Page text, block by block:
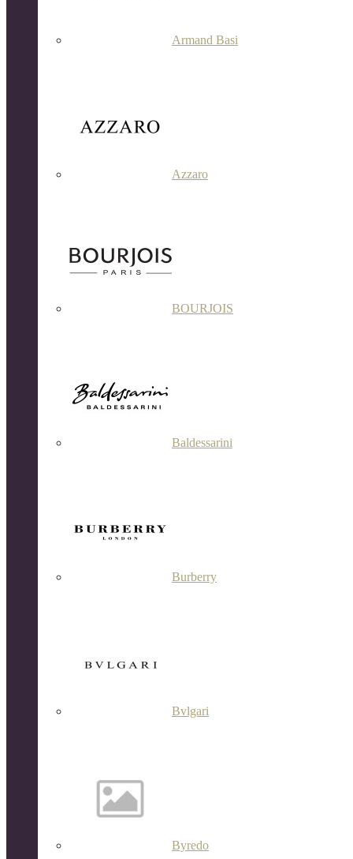
Armand Basi
Azzaro
BOURJOIS
Baldessarini
Burberry
Bvlgari
Byredo